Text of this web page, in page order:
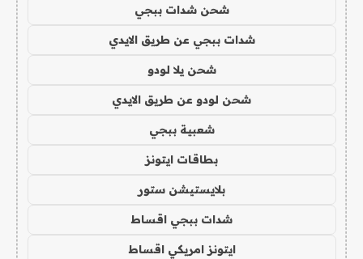
شحن شدات ببجي
شدات ببجي عن طريق الايدي
شحن يلا لودو
شحن لودو عن طريق الايدي
شعبية ببجي
بطاقات ايتونز
بلايستيشن ستور
شدات ببجي اقساط
ايتونز امريكي اقساط